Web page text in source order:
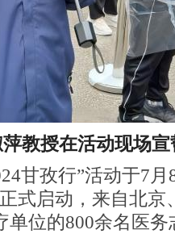
萍教授在活动现场宣
甘孜行”活动于7
式启动，来自北京
单位的800余名医务